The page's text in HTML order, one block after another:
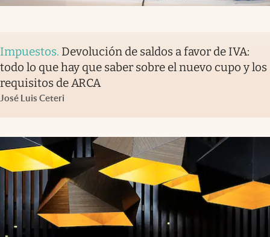
Impuestos. Devolución de saldos a favor de IVA:
todo lo que hay que saber sobre el nuevo cupo y los
requisitos de ARCA
José Luis Ceteri